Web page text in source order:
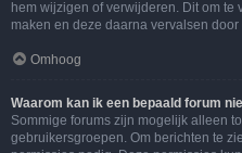
hem wijzigen of verwijderen. Dit om
maken en deze daarna vervalsen
Omhoog
Waarom kan ik een bepaald forum
Sommige forums zijn mogelijk alleen
gebruikersgroepen. Om berichten te